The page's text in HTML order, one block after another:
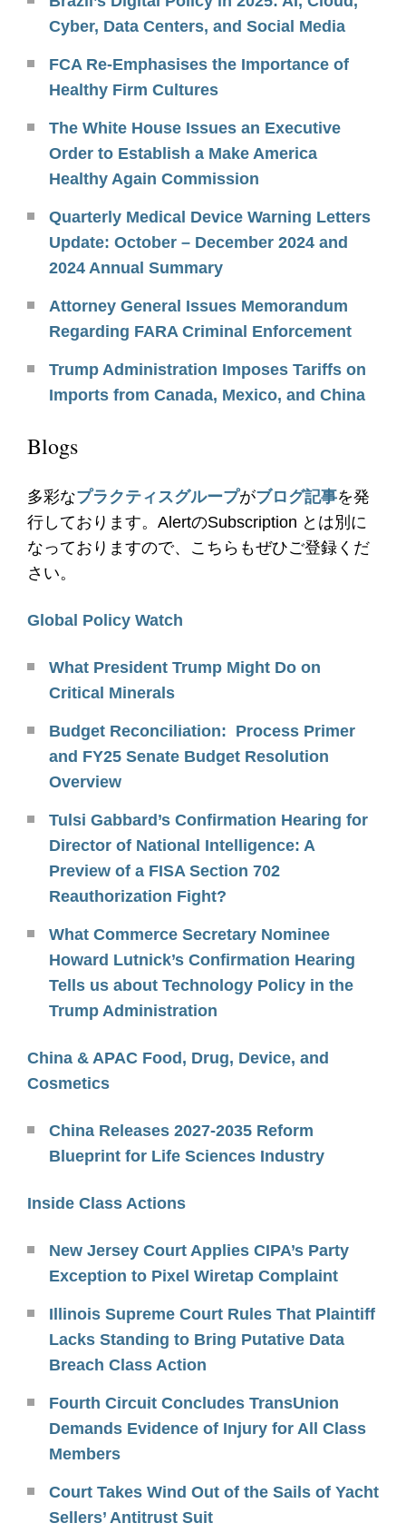
Cyber, Data Centers, and Social Media
FCA Re-Emphasises the Importance of
Healthy Firm Cultures
The White House Issues an Executive
Order to Establish a Make America
Healthy Again Commission
Quarterly Medical Device Warning Letters
Update: October – December 2024 and
2024 Annual Summary
Attorney General Issues Memorandum
Regarding FARA Criminal Enforcement
Trump Administration Imposes Tariffs on
Imports from Canada, Mexico, and China
Blogs
多彩なプラクティスグループがブログ記事を発
行しております。AlertのSubscription とは別に
なっておりますので、こちらもぜひご登録くだ
さい。
Global Policy Watch
What President Trump Might Do on
Critical Minerals
Budget Reconciliation: Process Primer
and FY25 Senate Budget Resolution
Overview
Tulsi Gabbard’s Confirmation Hearing for
Director of National Intelligence: A
Preview of a FISA Section 702
Reauthorization Fight?
What Commerce Secretary Nominee
Howard Lutnick’s Confirmation Hearing
Tells us about Technology Policy in the
Trump Administration
China & APAC Food, Drug, Device, and
Cosmetics
China Releases 2027-2035 Reform
Blueprint for Life Sciences Industry
Inside Class Actions
New Jersey Court Applies CIPA’s Party
Exception to Pixel Wiretap Complaint
Illinois Supreme Court Rules That Plaintiff
Lacks Standing to Bring Putative Data
Breach Class Action
Fourth Circuit Concludes TransUnion
Demands Evidence of Injury for All Class
Members
Court Takes Wind Out of the Sails of Yacht
Sellers’ Antitrust Suit